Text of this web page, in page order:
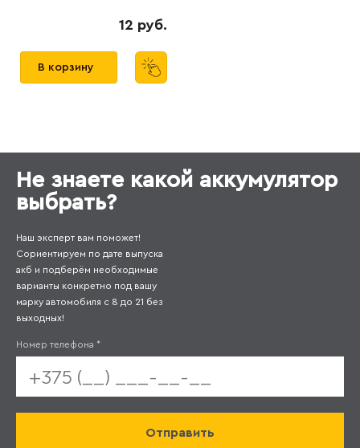
12 руб.
В корзину
Не знаете какой аккумулятор
выбрать?
Наш эксперт вам поможет!
Сориентируем по дате выпуска
акб и подберём необходимые
варианты конкретно под вашу
марку автомобиля с 8 до 21 без
выходных!
Номер телефона *